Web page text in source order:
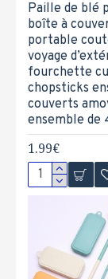
Paille de blé
boîte à
portable
voyage
fourchette
chopsticks
couverts
ensemble de
1.99€